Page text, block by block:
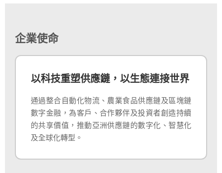
企業使命
以科技重塑供應鏈，以生態連接世界
通過整合自動化物流、農業食品供應鏈及區塊鏈
數字金融，為客戶、合作夥伴及投資者創造持續
的共享價值，推動亞洲供應鏈的數字化、智慧化
及全球化轉型。